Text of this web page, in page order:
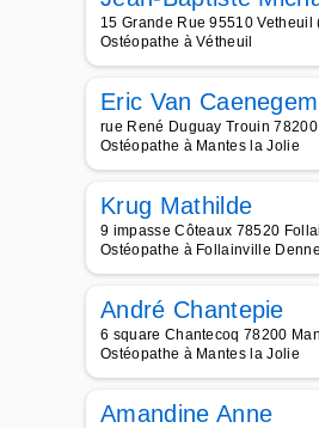
15 Grande Rue 95510 Vetheuil
Ostéopathe à Vétheuil
Eric Van Caenegem
rue René Duguay Trouin
Ostéopathe à Mantes la Jolie
Krug Mathilde
9 impasse Côteaux 78520
Ostéopathe à Follainville
André Chantepie
6 square Chantecoq 78200
Ostéopathe à Mantes la Jolie
Amandine Anne